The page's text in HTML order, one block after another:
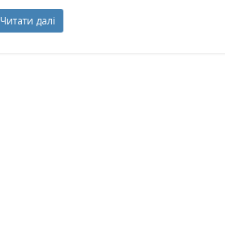
Читати далі